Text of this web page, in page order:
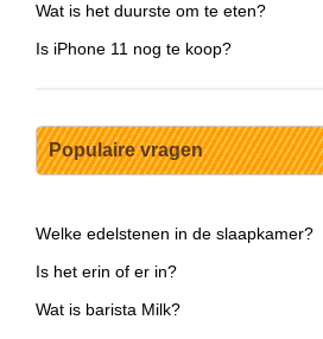
Wat is het duurste om te eten?
Is iPhone 11 nog te koop?
Populaire vragen
Welke edelstenen in de slaapkamer?
Is het erin of er in?
Wat is barista Milk?